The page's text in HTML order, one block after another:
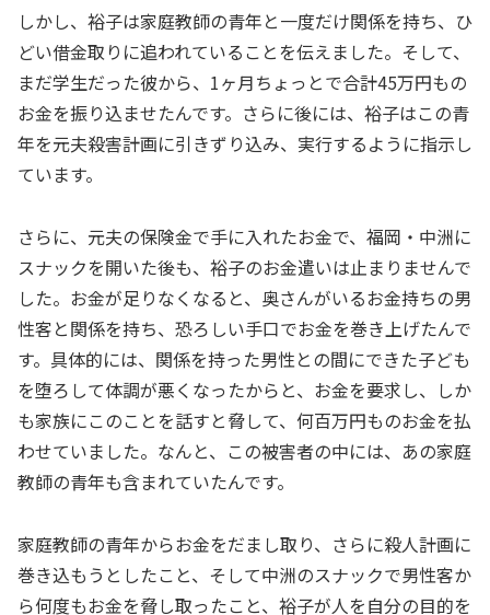
しかし、裕子は家庭教師の青年と一度だけ関係を持ち、ひ
どい借金取りに追われていることを伝えました。そして、
まだ学生だった彼から、1ヶ月ちょっとで合計45万円もの
お金を振り込ませたんです。さらに後には、裕子はこの青
年を元夫殺害計画に引きずり込み、実行するように指示し
ています。
さらに、元夫の保険金で手に入れたお金で、福岡・中洲に
スナックを開いた後も、裕子のお金遣いは止まりませんで
した。お金が足りなくなると、奥さんがいるお金持ちの男
性客と関係を持ち、恐ろしい手口でお金を巻き上げたんで
す。具体的には、関係を持った男性との間にできた子ども
を堕ろして体調が悪くなったからと、お金を要求し、しか
も家族にこのことを話すと脅して、何百万円ものお金を払
わせていました。なんと、この被害者の中には、あの家庭
教師の青年も含まれていたんです。
家庭教師の青年からお金をだまし取り、さらに殺人計画に
巻き込もうとしたこと、そして中洲のスナックで男性客か
ら何度もお金を脅し取ったこと、裕子が人を自分の目的を